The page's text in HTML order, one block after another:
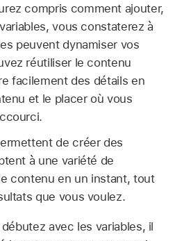
compris comment ajouter,
vous constaterez à
peuvent dynamiser vos
réutiliser le contenu
facilement des détails en
et le placer où vous
de créer des
à une variété de
contenu en un instant, tout
que vous voulez.
avec les variables, il